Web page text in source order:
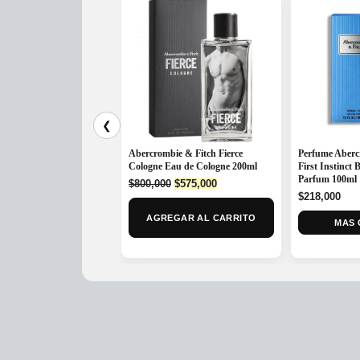
❮
Abercrombie & Fitch Fierce
Cologne Eau de Cologne 200ml
$800,000 Original
price
$575,000Current
price
AGREGAR AL CARRITO
Perfume
First Instinct
Parfum 100ml
$218,000
MAS